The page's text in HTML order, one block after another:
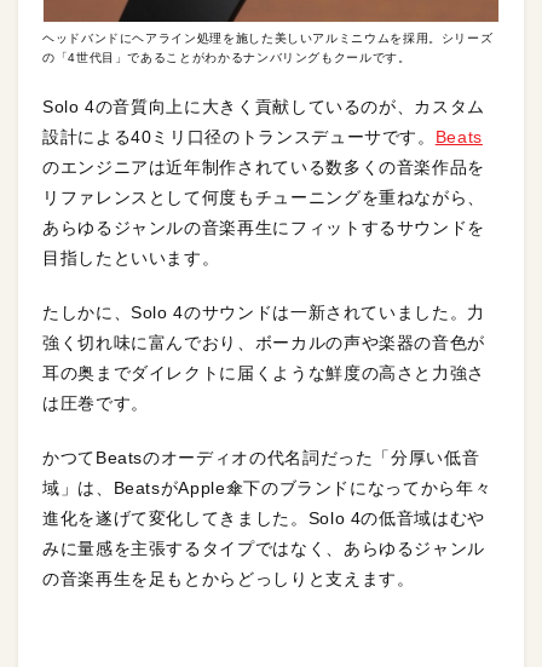
ヘッドバンドにヘアライン処理を施した美しいアルミニウムを採用。シリーズ
の「4世代目」であることがわかるナンバリングもクールです。
Solo 4の音質向上に大きく貢献しているのが、カスタム
設計による40ミリ口径のトランスデューサです。 Beats
のエンジニアは近年制作されている数多くの音楽作品を
リファレンスとして何度もチューニングを重ねながら、
あらゆるジャンルの音楽再生にフィットするサウンドを
目指したといいます。
たしかに、Solo 4のサウンドは一新されていました。力
強く切れ味に富んでおり、ボーカルの声や楽器の音色が
耳の奥までダイレクトに届くような鮮度の高さと力強さ
は圧巻です。
かつてBeatsのオーディオの代名詞だった「分厚い低音
域」は、BeatsがApple傘下のブランドになってから年々
進化を遂げて変化してきました。Solo 4の低音域はむや
みに量感を主張するタイプではなく、あらゆるジャンル
の音楽再生を足もとからどっしりと支えます。